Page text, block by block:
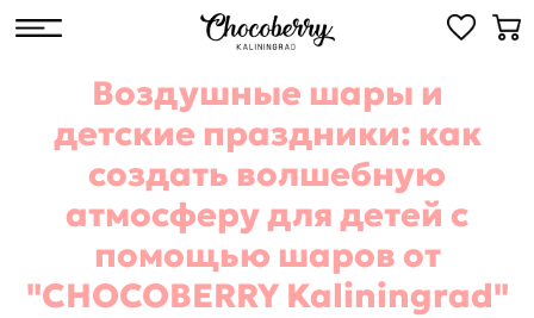
Воздушные шары и
детские праздники: как
создать волшебную
атмосферу для детей с
помощью шаров от
"CHOCOBERRY Kaliningrad"